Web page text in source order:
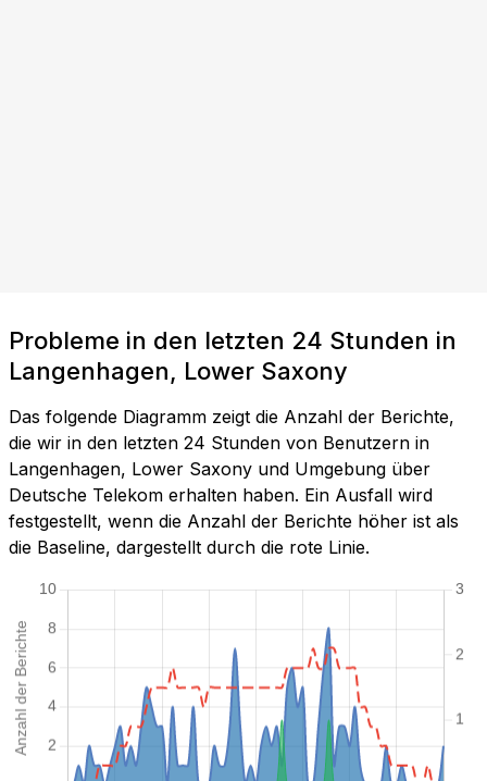
Probleme in den letzten 24 Stunden in
Langenhagen, Lower Saxony
Das folgende Diagramm zeigt die Anzahl der Berichte,
die wir in den letzten 24 Stunden von Benutzern in
Langenhagen, Lower Saxony und Umgebung über
Deutsche Telekom erhalten haben. Ein Ausfall wird
festgestellt, wenn die Anzahl der Berichte höher ist als
die Baseline, dargestellt durch die rote Linie.